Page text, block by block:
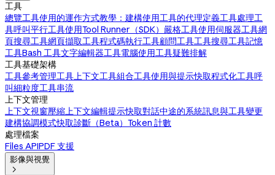
工具
總覽工具使用的運作方式教學：建構使用工具的代理定義工具處理工
具呼叫平行工具使用Tool Runner（SDK） 嚴格工具使用伺服器工具網
頁搜尋工具網頁擷取工具程式碼執行工具顧問工具工具搜尋工具記憶
工具Bash 工具文字編輯器工具電腦使用工具疑難排解
工具基礎架構
工具參考管理工具上下文工具組合工具使用與提示快取程式化工具呼
叫細粒度工具串流
上下文管理
上下文視窗壓縮上下文編輯提示快取對話中途的系統訊息與工具變更
建構協調模式快取診斷（Beta） Token 計數
處理檔案
Files APIPDF 支援
影像與視覺
